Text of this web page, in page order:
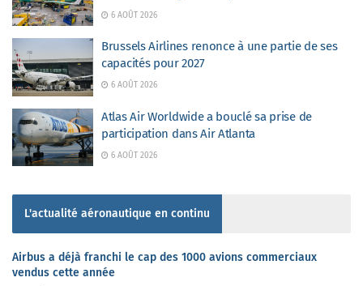
6 AOÛT 2026
Brussels Airlines renonce à une partie de ses
capacités pour 2027
6 AOÛT 2026
Atlas Air Worldwide a bouclé sa prise de
participation dans Air Atlanta
6 AOÛT 2026
L'actualité aéronautique en continu
Airbus a déjà franchi le cap des 1000 avions commerciaux
vendus cette année